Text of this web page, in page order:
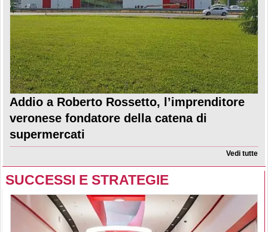
Addio a Roberto Rossetto, l’imprenditore
veronese fondatore della catena di
supermercati
Vedi tutte
SUCCESSI E STRATEGIE